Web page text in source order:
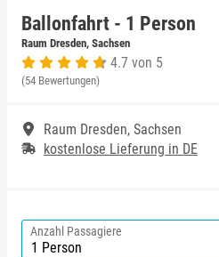
Ballonfahrt - 1 Person
Raum Dresden, Sachsen
4.7 von 5
(54 Bewertungen)
Raum Dresden, Sachsen
kostenlose Lieferung in DE
Anzahl Passagiere
Niedersachsen
NRW
Rheinland-Pfalz
Sachsen
Harz
Mecklenburgische Seenplatte
Niederrhein
Ostfriesland